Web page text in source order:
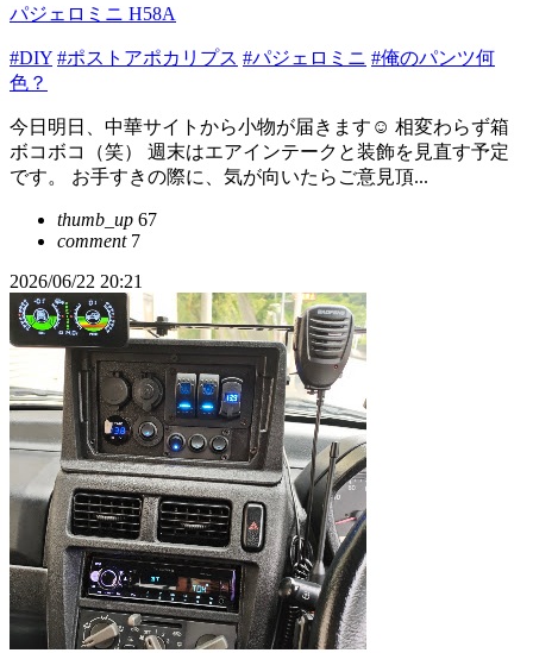
パジェロミニ H58A
#DIY #ポストアポカリプス #パジェロミニ #俺のパンツ何
色？
今日明日、中華サイトから小物が届きます☺️ 相変わらず箱
ボコボコ（笑） 週末はエアインテークと装飾を見直す予定
です。 お手すきの際に、気が向いたらご意見頂...
thumb_up 67
comment7
2026/06/22 20:21